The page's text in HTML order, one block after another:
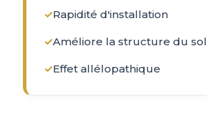
✓Rapidité d'installation
✓Améliore la structure du sol
✓Effet allélopathique